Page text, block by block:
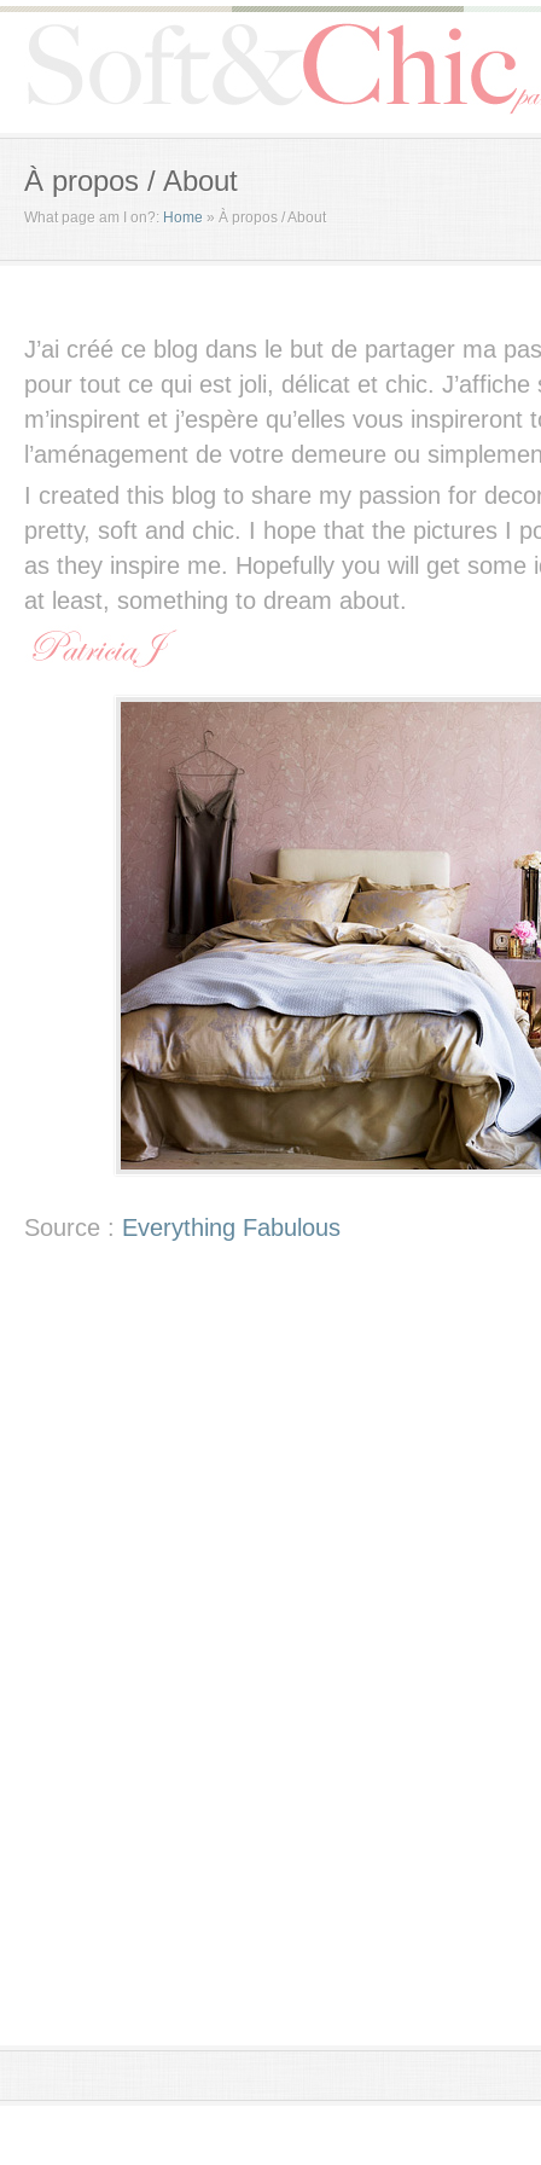
À propos / About
What page am I on?: Home » À propos / About
J’ai créé ce blog dans le but de partager ma
pour tout ce qui est joli, délicat et chic.
m’inspirent et j’espère qu’elles vous
l’aménagement de votre demeure ou
I created this blog to share my passion for
pretty, soft and chic. I hope that the pictures I
as they inspire me. Hopefully you will get some
at least, something to dream about.
Source : Everything Fabulous